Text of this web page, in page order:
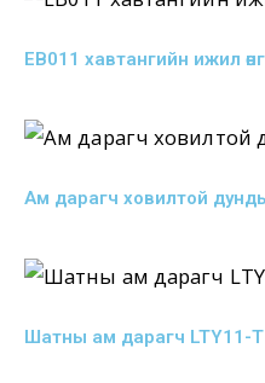
EB011 хавтангийн ижил
Ам дарагч ховилтой
Шатны ам дарагч LTY11-T